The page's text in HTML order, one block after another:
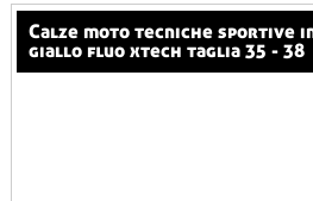
calze moto tecniche sportive invernali nere e
giallo fluo xtech taglia 35 - 38